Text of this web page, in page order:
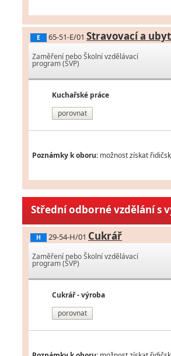
E 65-51-E/01 Stravovací a
Zaměření nebo Školní vzdělávací
program (ŠVP)
Kuchařské práce
porovnat
Poznámky k oboru: možnost získat
Střední odborné vzdělání s
H 29-54-H/01 Cukrář
Zaměření nebo Školní vzdělávací
program (ŠVP)
Cukrář - výroba
porovnat